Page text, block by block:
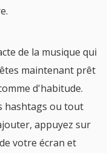
de la musique qui
maintenant prêt
d'habitude.
hashtags ou tout
appuyez sur
votre écran et